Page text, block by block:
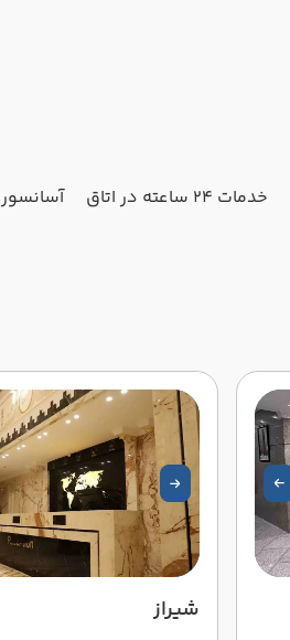
خدمات 24 ساعته در اتاق آسانسور
شیراز